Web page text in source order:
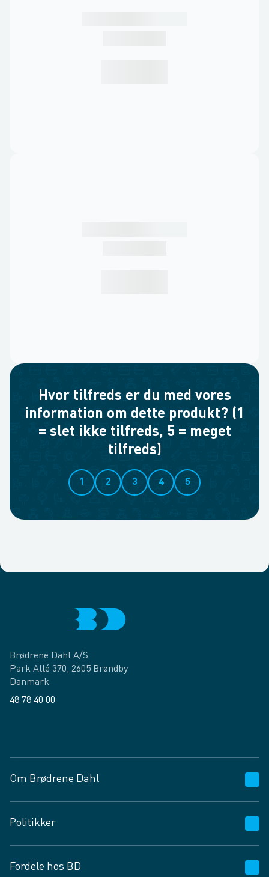
Hvor tilfreds er du med vores
information om dette produkt? (1
= slet ikke tilfreds, 5 = meget
tilfreds)
1 2 3 4 5
Brødrene Dahl A/S
Park Allé 370, 2605 Brøndby
Danmark
48 78 40 00
Om Brødrene Dahl
Vagttelefon 30 10 89 89
Spørgsmål og svar
Job og karriere
Politikker
Privatlivspolitik
Fordele hos BD